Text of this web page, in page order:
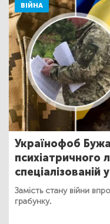
ВІЙНА
Українофоб
психіатричного
спеціалізованій
Замість стану війни
грабунку.